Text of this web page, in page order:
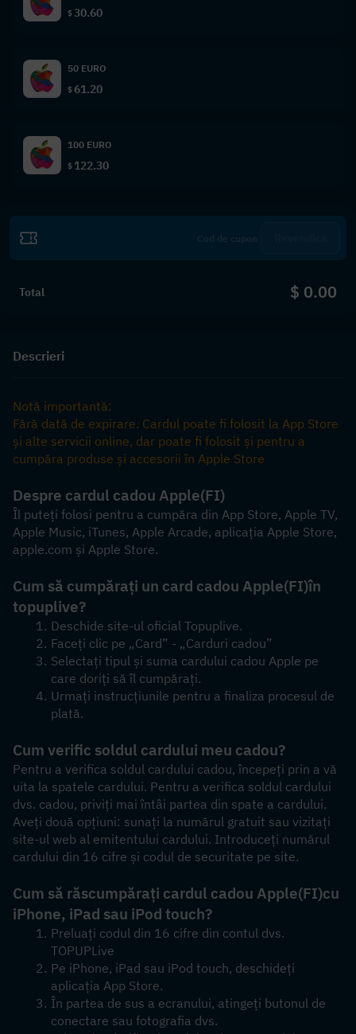
$30.60
50 EURO
$ 61.20
100 EURO
$ 122.30
Total $ 0.00
Descrieri
Notă importantă:
Fără dată de expirare. Cardul poate fi folosit la App Store
și alte servicii online, dar poate fi folosit și pentru a
cumpăra produse și accesorii în Apple Store
Despre cardul cadou Apple(FI)
Îl puteți folosi pentru a cumpăra din App Store, Apple TV,
Apple Music, iTunes, Apple Arcade, aplicația Apple Store,
apple.com și Apple Store.
Cum să cumpărați un card cadou Apple(FI)în
topuplive?
Deschide site-ul oficial Topuplive.
Faceți clic pe „Card” - „Carduri cadou”
Selectați tipul și suma cardului cadou Apple pe
care doriți să îl cumpărați.
Urmați instrucțiunile pentru a finaliza procesul de
plată.
Cum verific soldul cardului meu cadou?
Pentru a verifica soldul cardului cadou, începeți prin a vă
uita la spatele cardului. Pentru a verifica soldul cardului
dvs. cadou, priviți mai întâi partea din spate a cardului.
Aveți două opțiuni: sunați la numărul gratuit sau vizitați
site-ul web al emitentului cardului. Introduceți numărul
cardului din 16 cifre și codul de securitate pe site.
Cum să răscumpărați cardul cadou Apple(FI)cu
iPhone, iPad sau iPod touch?
Preluați codul din 16 cifre din contul dvs.
TOPUPLive
Pe iPhone, iPad sau iPod touch, deschideți
aplicația App Store.
În partea de sus a ecranului, atingeți butonul de
conectare sau fotografia dvs.